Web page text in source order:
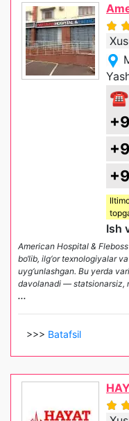
☎
Ish
American Hospital &
bo‘lib, ilg‘or texnologiyalar
uyg‘unlashgan. Bu yerda
davolanadi — statsionarsiz,
...
>>> Batafsil